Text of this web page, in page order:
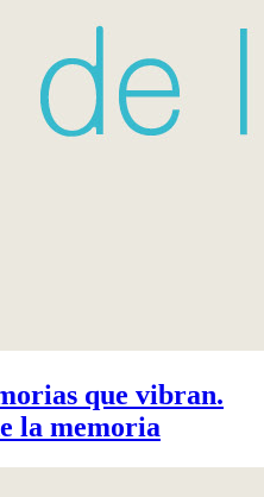
que vibran.
la memoria